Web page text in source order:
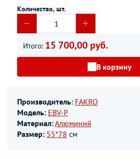
Количество, шт.
Итого: 15 700,00 руб.
В корзину
Производитель: FAKRO
Модель: EBV-P
Материал:Алюминий
Размер: 55*78 см